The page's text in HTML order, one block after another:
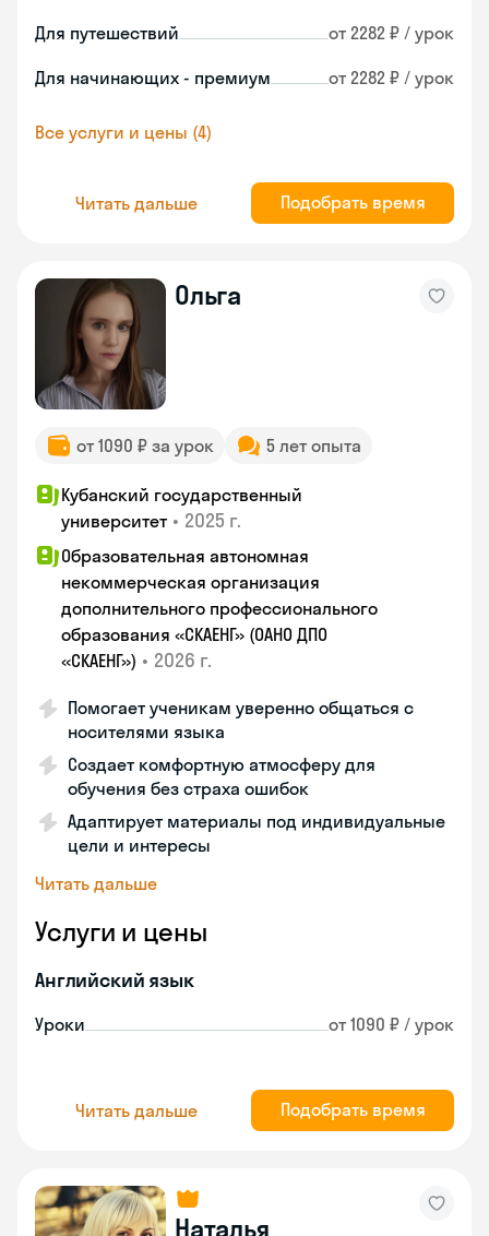
Для путешествий от 2282 ₽ / урок
Для начинающих - премиум от 2282 ₽ / урок
Все услуги и цены (4)
Читать дальше Подобрать время
Ольга
от 1090 ₽ за урок 5 лет опыта
Кубанский государственный
университет • 2025 г.
Образовательная автономная
некоммерческая организация
дополнительного профессионального
образования «СКАЕНГ» (ОАНО ДПО
«СКАЕНГ») • 2026 г.
Помогает ученикам уверенно общаться с
носителями языка
Создает комфортную атмосферу для
обучения без страха ошибок
Адаптирует материалы под индивидуальные
цели и интересы
Читать дальше
Услуги и цены
Английский язык
Уроки от 1090 ₽ / урок
Читать дальше Подобрать время
Наталья